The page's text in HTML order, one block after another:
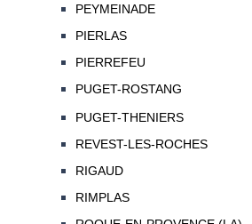
PEYMEINADE
PIERLAS
PIERREFEU
PUGET-ROSTANG
PUGET-THENIERS
REVEST-LES-ROCHES
RIGAUD
RIMPLAS